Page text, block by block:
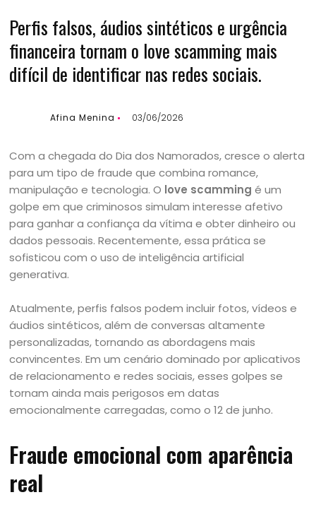
Perfis falsos, áudios sintéticos e urgência
financeira tornam o love scamming mais
difícil de identificar nas redes sociais.
Afina Menina 03/06/2026
Com a chegada do Dia dos Namorados, cresce o alerta
para um tipo de fraude que combina romance,
manipulação e tecnologia. O love scamming é um
golpe em que criminosos simulam interesse afetivo
para ganhar a confiança da vítima e obter dinheiro ou
dados pessoais. Recentemente, essa prática se
sofisticou com o uso de inteligência artificial
generativa.
Atualmente, perfis falsos podem incluir fotos, vídeos e
áudios sintéticos, além de conversas altamente
personalizadas, tornando as abordagens mais
convincentes. Em um cenário dominado por aplicativos
de relacionamento e redes sociais, esses golpes se
tornam ainda mais perigosos em datas
emocionalmente carregadas, como o 12 de junho.
Fraude emocional com aparência
real